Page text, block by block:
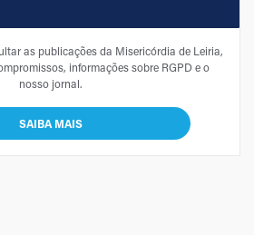
as publicações da Misericórdia de Leiria,
informações sobre RGPD e o
nosso jornal.
SAIBA MAIS